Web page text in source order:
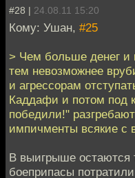
#28 | 24.08.11 15:20
Кому: Ушан, #25
> Чем больше денег и
тем невозможнее
и агрессорам
Каддафи и потом под
победили!"
импичменты всякие
В выигрыше остаются
боеприпасы